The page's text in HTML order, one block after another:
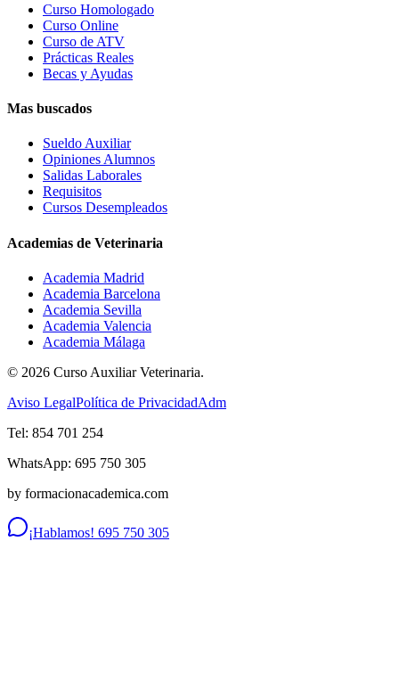
Curso Homologado
Curso Online
Curso de ATV
Prácticas Reales
Becas y Ayudas
Mas buscados
Sueldo Auxiliar
Opiniones Alumnos
Salidas Laborales
Requisitos
Cursos Desempleados
Academias de Veterinaria
Academia Madrid
Academia Barcelona
Academia Sevilla
Academia Valencia
Academia Málaga
© 2026 Curso Auxiliar Veterinaria.
Aviso LegalPolítica de PrivacidadAdm
Tel: 854 701 254
WhatsApp: 695 750 305
by formacionacademica.com
¡Hablamos! 695 750 305